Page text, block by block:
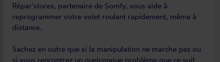
Répar'stores, partenaire de Somfy, vous aide à
reprogrammer votre volet roulant rapidement, même à
distance.
Sachez en outre que si la manipulation ne marche pas ou
si vous rencontrez un quelconque problème que ce soit